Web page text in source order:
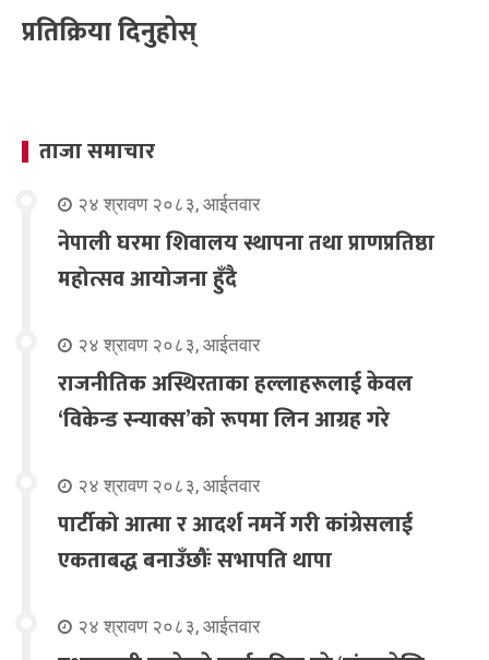
प्रतिक्रिया दिनुहोस्
ताजा समाचार
२४ श्रावण २०८३, आईतवार
नेपाली घरमा शिवालय स्थापना तथा प्राणप्रतिष्ठा
महोत्सव आयोजना हुँदै
२४ श्रावण २०८३, आईतवार
राजनीतिक अस्थिरताका हल्लाहरूलाई केवल
‘विकेन्ड स्न्याक्स’को रूपमा लिन आग्रह गरे
२४ श्रावण २०८३, आईतवार
पार्टीको आत्मा र आदर्श नमर्ने गरी कांग्रेसलाई
एकताबद्ध बनाउँछौंः सभापति थापा
२४ श्रावण २०८३, आईतवार